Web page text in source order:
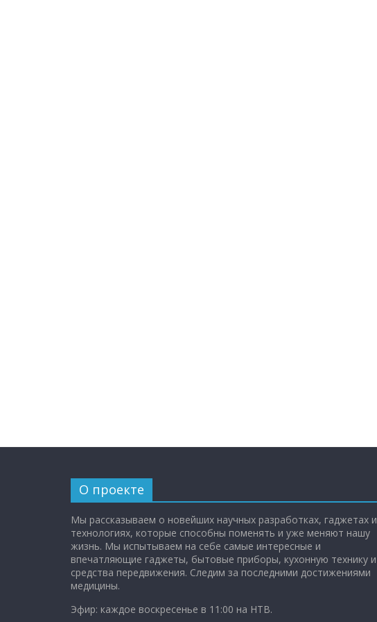
О проекте
Мы рассказываем о новейших научных разработках, гаджетах и
технологиях, которые способны поменять и уже меняют нашу
жизнь. Мы испытываем на себе самые интересные и
впечатляющие гаджеты, бытовые приборы, кухонную технику и
средства передвижения. Следим за последними достижениями
медицины.
Эфир: каждое воскресенье в 11:00 на НТВ.